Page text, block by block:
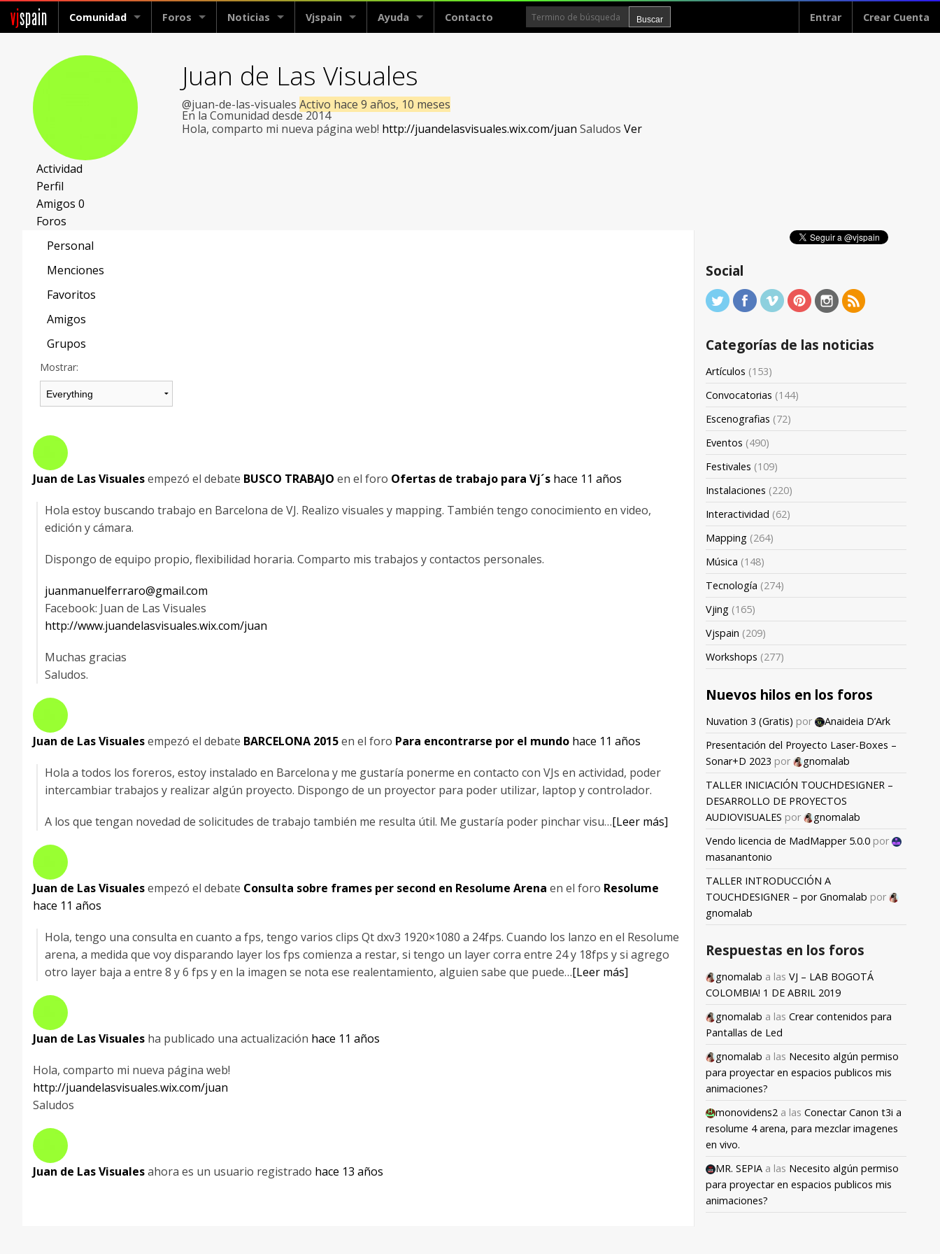
vjspain Comunidad Foros Noticias Vjspain Ayuda Contacto Entrar Crear Cuenta
Juan de Las Visuales
@juan-de-las-visuales Activo hace 9 años, 10 meses
En la Comunidad desde 2014
Hola, comparto mi nueva página web! http://juandelasvisuales.wix.com/juan SaludosVer
Actividad
Perfil
Amigos 0
Foros
Personal
Menciones
Favoritos
Amigos
Grupos
Mostrar:
Juan de Las Visualesempezó el debate BUSCO TRABAJO en el foro Ofertas de trabajo para Vj´s hace 11 años
Hola estoy buscando trabajo en Barcelona de VJ. Realizo visuales y mapping. También tengo conocimiento en video,
edición y cámara.
Dispongo de equipo propio, flexibilidad horaria. Comparto mis trabajos y contactos personales.
juanmanuelferraro@gmail.com
Facebook: Juan de Las Visuales
http://www.juandelasvisuales.wix.com/juan
Muchas gracias
Saludos.
Juan de Las Visualesempezó el debate BARCELONA 2015en el foro Para encontrarse por el mundo hace 11 años
Hola a todos los foreros, estoy instalado en Barcelona y me gustaría ponerme en contacto con VJs en actividad, poder
intercambiar trabajos y realizar algún proyecto. Dispongo de un proyector para poder utilizar, laptop y controlador.
A los que tengan novedad de solicitudes de trabajo también me resulta útil. Me gustaría poder pinchar visu…[Leer más]
Juan de Las Visualesempezó el debate Consulta sobre frames per second en Resolume Arena en el foro Resolume
hace 11 años
Hola, tengo una consulta en cuanto a fps, tengo varios clips Qt dxv3 1920×1080 a 24fps. Cuando los lanzo en el Resolume
arena, a medida que voy disparando layer los fps comienza a restar, si tengo un layer corra entre 24 y 18fps y si agrego
otro layer baja a entre 8 y 6 fps y en la imagen se nota ese realentamiento, alguien sabe que puede…[Leer más]
Juan de Las Visuales ha publicado una actualización hace 11 años
Hola, comparto mi nueva página web!
http://juandelasvisuales.wix.com/juan
Saludos
Juan de Las Visualesahora es un usuario registrado hace 13 años
Social
Categorías de las noticias
Artículos (153)
Convocatorias (144)
Escenografias (72)
Eventos (490)
Festivales (109)
Instalaciones (220)
Interactividad (62)
Mapping (264)
Música (148)
Tecnología (274)
Vjing (165)
Vjspain (209)
Workshops (277)
Nuevos hilos en los foros
Nuvation 3 (Gratis) por
Anaideia D’Ark
Presentación del Proyecto Laser-Boxes –
Sonar+D 2023 por
gnomalab
TALLER INICIACIÓN TOUCHDESIGNER –
DESARROLLO DE PROYECTOS
AUDIOVISUALES por
gnomalab
Vendo licencia de MadMapper 5.0.0 por
masanantonio
TALLER INTRODUCCIÓN A
TOUCHDESIGNER – por Gnomalab por
gnomalab
Respuestas en los foros
gnomalab a las VJ – LAB BOGOTÁ
COLOMBIA! 1 DE ABRIL 2019
gnomalab a las Crear contenidos para
Pantallas de Led
gnomalab a las Necesito algún permiso
para proyectar en espacios publicos mis
animaciones?
monovidens2 a las Conectar Canon t3i a
resolume 4 arena, para mezclar imagenes
en vivo.
MR. SEPIA a las Necesito algún permiso
para proyectar en espacios publicos mis
animaciones?